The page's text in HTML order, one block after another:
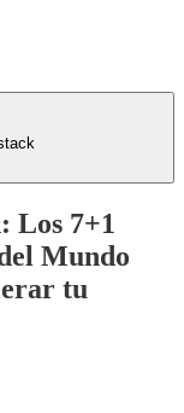
Los 7+1
Mundo
tu